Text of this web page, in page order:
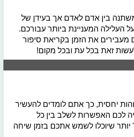
בין אדם לאדם אך בעידן של
המעניינת ביותר עבורכם.
מעבירים את הזמן בקריאת סיפור
זאת בכל עת ובכל מקום!
יחסית, כך אתם לומדים להעשיר
לכם האפשרות לשלב בין כל
שיוכלו לשמש אתכם בזמן שיחה